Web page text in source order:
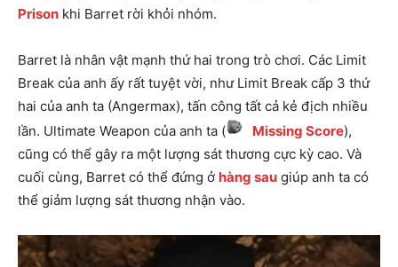
Prison khi Barret rời khỏi nhóm.
Barret là nhân vật mạnh thứ hai trong trò chơi. Các Limit
Break của anh ấy rất tuyệt vời, như Limit Break cấp 3 thứ
hai của anh ta (Angermax), tấn công tất cả kẻ địch nhiều
lần. Ultimate Weapon của anh ta (
Missing Score),
cũng có thể gây ra một lượng sát thương cực kỳ cao. Và
cuối cùng, Barret có thể đứng ở hàng sau giúp anh ta có
thể giảm lượng sát thương nhận vào.